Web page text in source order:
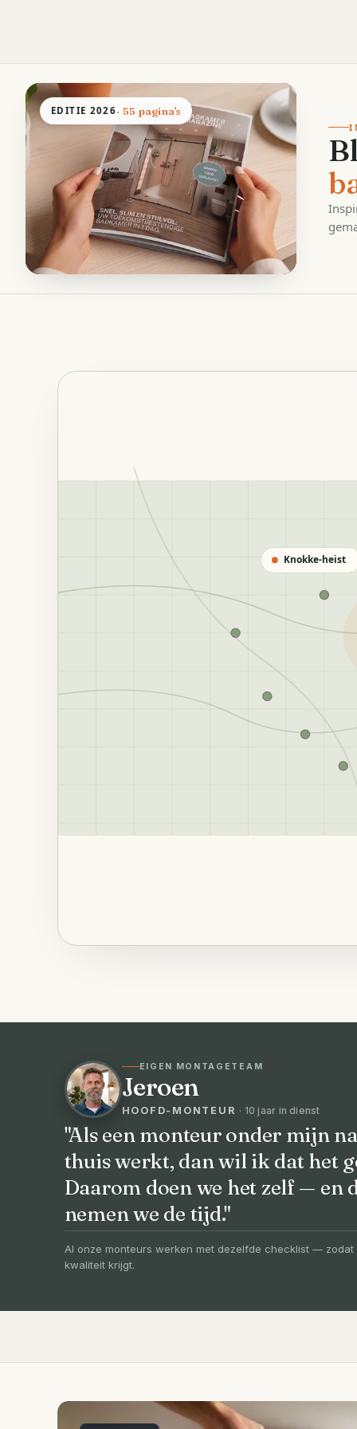
EDITIE 2026· 55 pagina's
Knokke-heist
EIGEN MONTAGETEAM
Jeroen
HOOFD-MONTEUR · 10 jaar in dienst
"Als een monteur onder mijn
thuis werkt, dan wil ik dat het
Daarom doen we het zelf — en
nemen we de tijd."
Al onze monteurs werken met dezelfde checklist —
kwaliteit krijgt.
VOORHEEN → NA
Uw badkamer,
vernieuwd in